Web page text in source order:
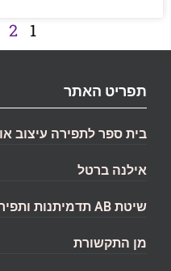
1
2
תפריט האתר
בית ספר לתפירה עיצוב
אילנה ברטל
שיטת AB תדמיתנות ותפירה
מן התקשורת